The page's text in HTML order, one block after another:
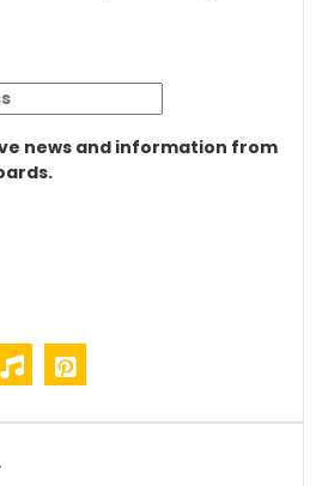
news and information from